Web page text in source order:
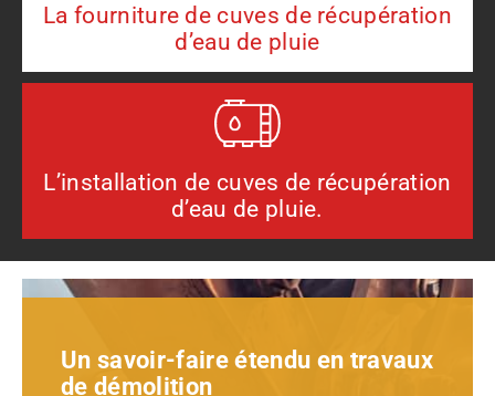
La fourniture de cuves de récupération
d’eau de pluie
L’installation de cuves de récupération
d’eau de pluie.
Un savoir-faire étendu en travaux
de démolition